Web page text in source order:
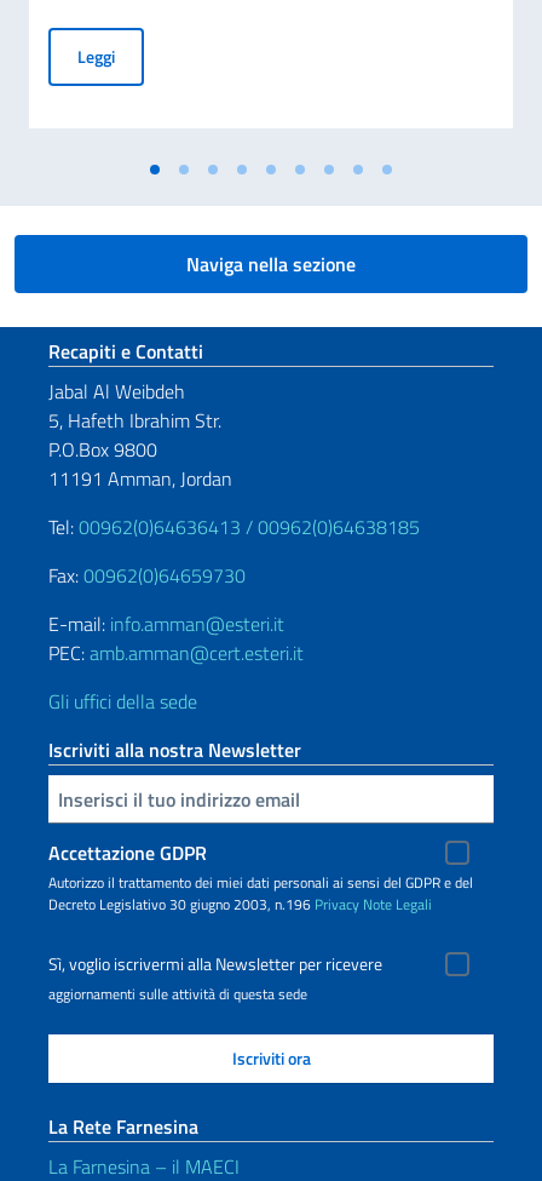
LeggiBorse di studio offerte dal Governo italiano in favore di
Naviga nella sezione
Sezione footer
Recapiti e Contatti
Jabal Al Weibdeh
5, Hafeth Ibrahim Str.
P.O.Box 9800
11191 Amman, Jordan
Tel:00962(0)64636413 /00962(0)64638185
Fax:00962(0)64659730
E-mail: info.amman@esteri.it
PEC:amb.amman@cert.esteri.it
Gli uffici della sede
Iscriviti alla nostra Newsletter
Inserisci la tua email
Accettazione GDPR
Autorizzo il trattamento dei miei dati personali ai sensi del GDPR e del
Decreto Legislativo 30 giugno 2003, n.196 Privacy Note Legali
Sì, voglio iscrivermi alla Newsletter per ricevere
aggiornamenti sulle attività di questa sede
La Rete Farnesina
La Farnesina – il MAECI